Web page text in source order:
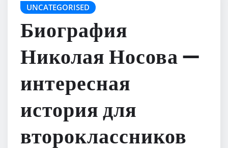
UNCATEGORISED
Биография
Николая Носова —
интересная
история для
второклассников